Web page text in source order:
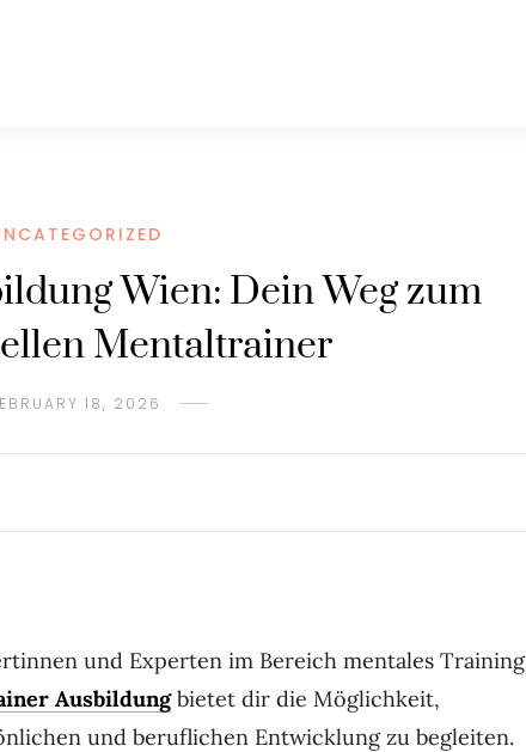
Wien: Dein Weg zum
Mentaltrainer
18, 2026
und Experten im Bereich mentales Training
Ausbildungbietet dir die Möglichkeit,
und beruflichen Entwicklung zu begleiten.